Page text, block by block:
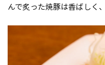
んで炙った焼豚は香ばしく